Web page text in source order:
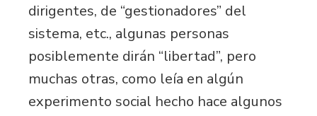
dirigentes, de “gestionadores” del
sistema, etc., algunas personas
posiblemente dirán “libertad”, pero
muchas otras, como leía en algún
experimento social hecho hace algunos